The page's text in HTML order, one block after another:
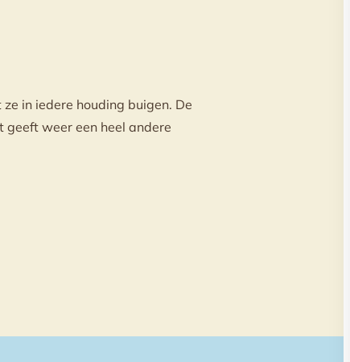
in iedere houding buigen. De
geeft weer een heel andere